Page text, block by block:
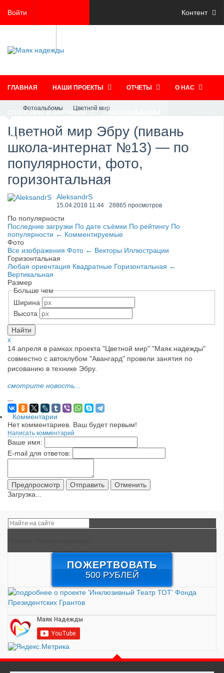
Войти Контент
ГЛАВНАЯ НАШИ ПРОЕКТЫ ОТЧЕТЫ О НАС
СПОНСОРЫ И ПАРТНЕРЫ
ОБРАЩЕНИЯ И ОТВЕТЫ
Фотоальбомы Цветной мир
Цветной мир Эбру (пивань
школа-интернат №13) — по
популярности, фото,
горизонтальная
AleksandrS
15.04.2018 11:44 28865 просмотров
По популярности
Последние загрузки По дате съёмки По рейтингу По
популярности ← Комментируемые
Фото
Все изображения Фото ← Векторы Иллюстрации
Горизонтальная
Любая ориентация Квадратные Горизонтальная ←
Вертикальная
Размер
Больше чем
Ширина
Высота
x
14 апреля в рамках проекта "Цветной мир" "Маяк надежды"
совместно с автоклубом "Авангард" провели занятия по
рисованию в технике Эбру.
смотрите новость...
—
Комментарии
Нет комментариев. Ваш будет первым!
Написать комментарий
Ваше имя:
E-mail для ответов:
Загрузка...
ПОЖЕРТВОВАТЬ
500 РУБЛЕЙ